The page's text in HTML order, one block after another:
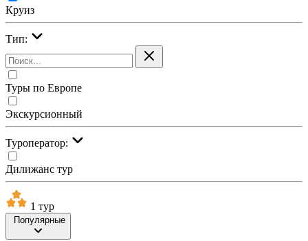
Круиз
Тип:
Туры по Европе
Экскурсионный
Туроператор:
Дилижанс тур
1 тур
Популярные